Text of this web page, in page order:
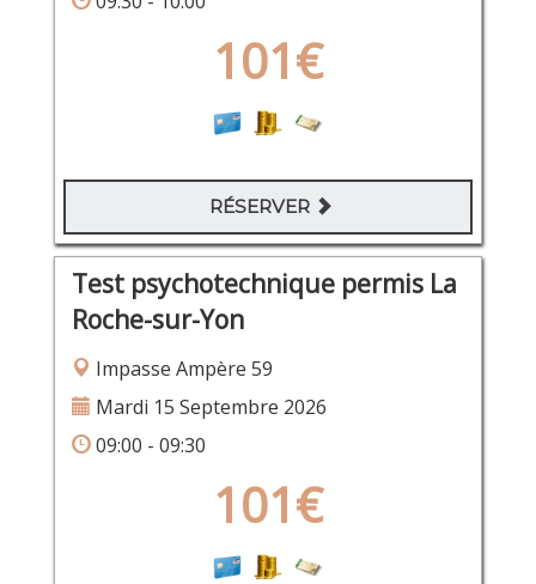
101€
RÉSERVER
Test psychotechnique permis La
Roche-sur-Yon
Impasse Ampère 59
Mardi 15 Septembre 2026
09:00 - 09:30
101€